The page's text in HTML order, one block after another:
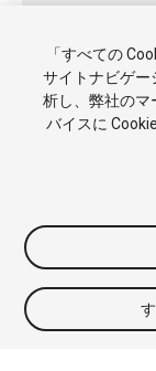
Report a
Copyright © 2021
チュートリアル
クッキー
私の個
Cookie 優先設
「すべての
サイトナビゲー
析し、弊社のマ
バイスに